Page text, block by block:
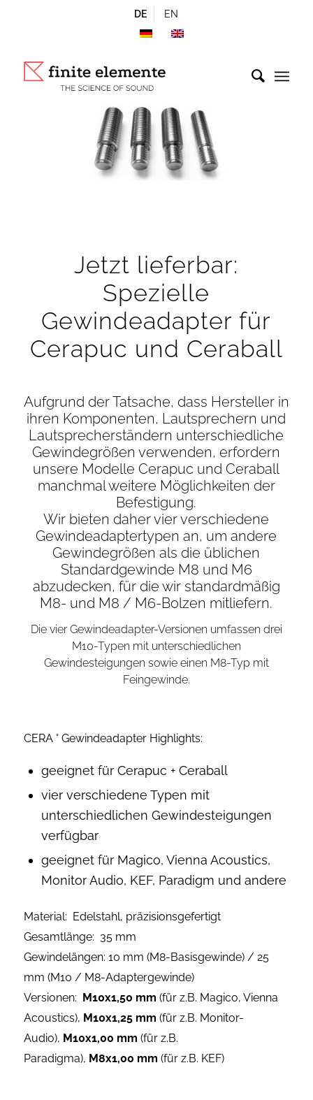
DE EN
Jetzt lieferbar:
Spezielle
Gewindeadapter für
Cerapuc und Ceraball
Aufgrund der Tatsache, dass Hersteller in
ihren Komponenten, Lautsprechern und
Lautsprecherständern unterschiedliche
Gewindegrößen verwenden, erfordern
unsere Modelle Cerapuc und Ceraball
manchmal weitere Möglichkeiten der
Befestigung.
Wir bieten daher vier verschiedene
Gewindeadaptertypen an, um andere
Gewindegrößen als die üblichen
Standardgewinde M8 und M6
abzudecken, für die wir standardmäßig
M8- und M8 / M6-Bolzen mitliefern.
Die vier Gewindeadapter-Versionen umfassen drei
M10-Typen mit unterschiedlichen
Gewindesteigungen sowie einen M8-Typ mit
Feingewinde.
CERA ° Gewindeadapter Highlights:
geeignet für Cerapuc + Ceraball
vier verschiedene Typen mit
unterschiedlichen Gewindesteigungen
verfügbar
geeignet für Magico, Vienna Acoustics,
Monitor Audio, KEF, Paradigm und andere
Material: Edelstahl, präzisionsgefertigt
Gesamtlänge: 35 mm
Gewindelängen: 10 mm (M8-Basisgewinde) / 25
mm (M10 / M8-Adaptergewinde)
Versionen: M10x1,50 mm (für z.B. Magico, Vienna
Acoustics), M10x1,25 mm (für z.B. Monitor-
Audio), M10x1,00 mm (für z.B.
Paradigma), M8x1,00 mm (für z.B. KEF)